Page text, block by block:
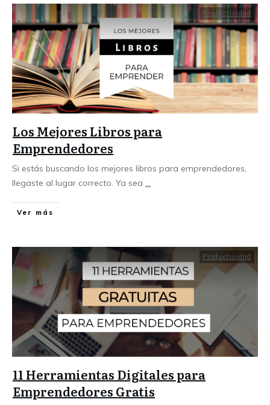
Productividad
Los Mejores Libros para
Emprendedores
Si estás buscando los mejores libros para emprendedores,
llegaste al lugar correcto. Ya sea ...
Ver más
Productividad
11 Herramientas Digitales para
Emprendedores Gratis